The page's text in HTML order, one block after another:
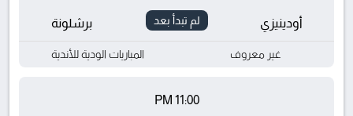
أودينيزي لم تبدأ بعد برشلونة
غير معروف المباريات الودية للأندية
11:00 PM